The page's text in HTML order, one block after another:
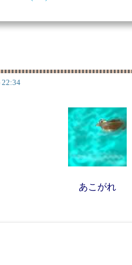
22:34
あこがれ